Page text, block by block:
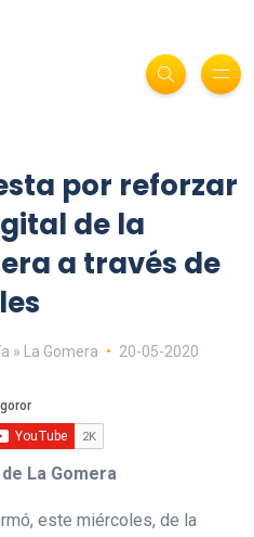
por reforzar
de la
a través de
» La Gomera 20-05-2020
La Gomera
este miércoles, de la